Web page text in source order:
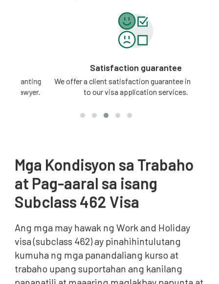
Satisfaction guarantee
We offer a client satisfaction guarantee in relation
to our visa application services.
Mga Kondisyon sa Trabaho
at Pag-aaral sa isang
Subclass 462 Visa
Ang mga may hawak ng Work and Holiday
visa (subclass 462) ay pinahihintulutang
kumuha ng mga panandaliang kurso at
trabaho upang suportahan ang kanilang